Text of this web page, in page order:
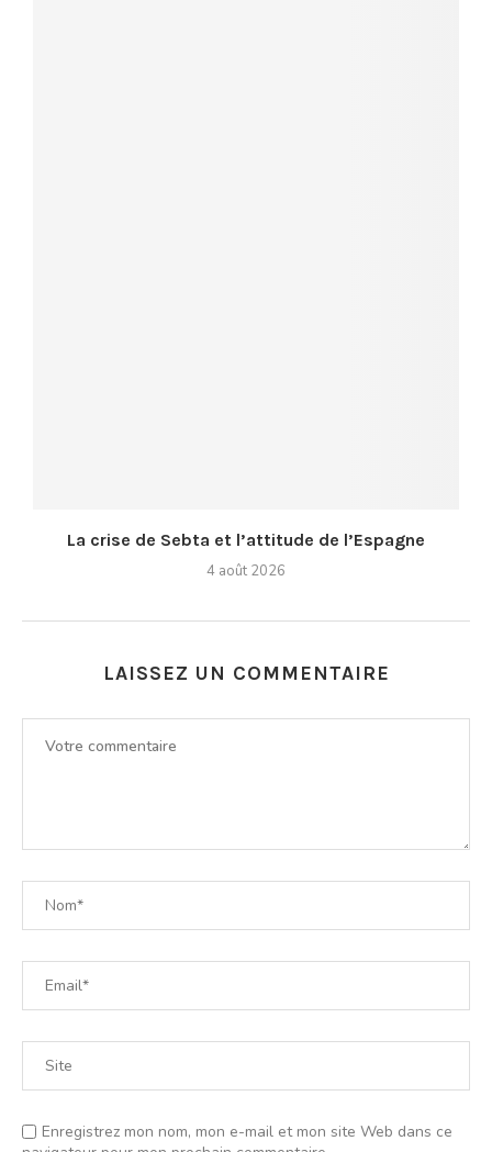
La crise de Sebta et l’attitude de l’Espagne
4 août 2026
LAISSEZ UN COMMENTAIRE
Enregistrez mon nom, mon e-mail et mon site Web dans ce